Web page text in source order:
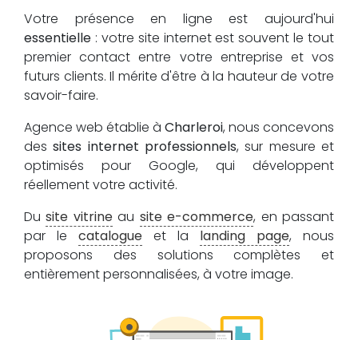
Votre présence en ligne est aujourd'hui
essentielle : votre site internet est souvent le tout
premier contact entre votre entreprise et vos
futurs clients. Il mérite d'être à la hauteur de votre
savoir-faire.
Agence web établie à Charleroi, nous concevons
dessites internet professionnels, sur mesure et
optimisés pour Google, qui développent
réellement votre activité.
Dusite vitrineau site e-commerce, en passant
par le catalogue et la landing page, nous
proposons des solutions complètes et
entièrement personnalisées, à votre image.